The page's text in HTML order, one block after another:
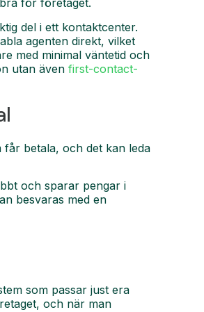
för företaget.
del i ett kontaktcenter.
agenten direkt, vilket
med minimal väntetid och
utan även first-contact-
betala, och det kan leda
och sparar pengar i
besvaras med en
som passar just era
och när man